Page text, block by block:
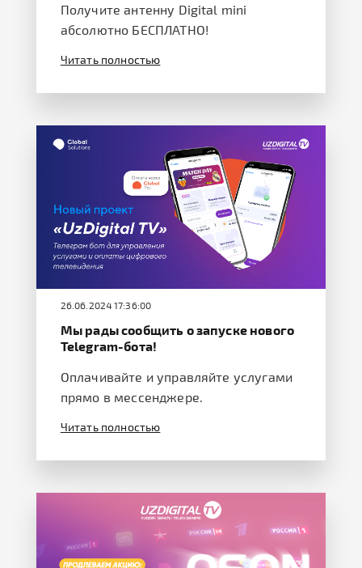
Получите антенну Digital mini
абсолютно БЕСПЛАТНО!
Читать полностью
26.06.2024 17:36:00
Мы рады сообщить о запуске нового
Telegram-бота!
Оплачивайте и управляйте услугами
прямо в мессенджере.
Читать полностью